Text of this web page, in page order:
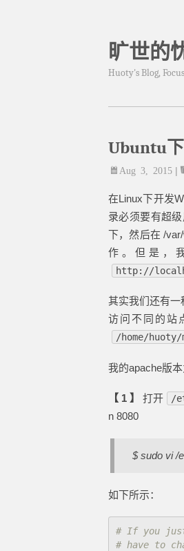
旷世的
Huoty's Blog,
Ubuntu
Aug 3, 2015 |
在Linux下开发
录必须要有超
下，然后在 /
作。但是，
http://
其实我们还有
访问不同的站
/home/
我的apache版
【 1 】 打开 /
n 8080
$ sudo vi /
如下所示：
# If you
# have to